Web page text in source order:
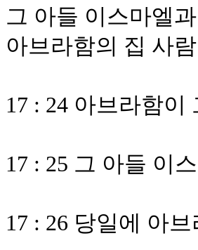
그 아들 이스마엘
아브라함의 집 사
17 : 24 아브라함
17 : 25 그 아들 이
17 : 26 당일에 아